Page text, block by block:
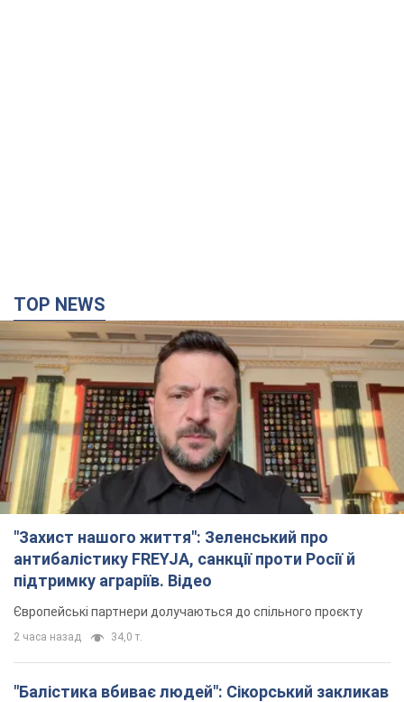
TOP NEWS
"Захист нашого життя": Зеленський про
антибалістику FREYJA, санкції проти Росії й
підтримку аграріїв. Відео
Європейські партнери долучаються до спільного проєкту
2 часа назад 34,0 т.
"Балістика вбиває людей": Сікорський закликав